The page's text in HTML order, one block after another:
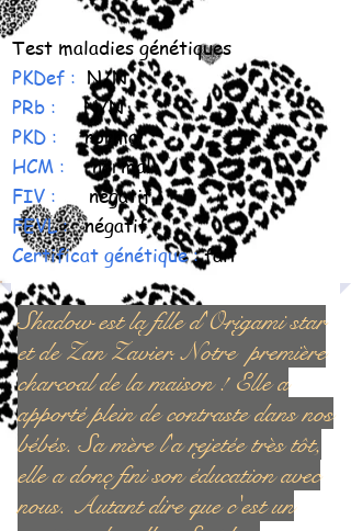
Test maladies génétiques
PKDef : N/N
PRb :
N/N
PKD :
normal
HCM :normal
FIV :
négatif
FEVL : négatif
Certificat génétique : fait
Shadow est la fille d'Origami star
et de Zan Zavier. Notre première
charcoal de la maison ! Elle a
apporté plein de contraste dans nos
bébés. Sa mère l'a rejetée très tôt,
elle a donc fini son éducation avec
nous. Autant dire que c'est un